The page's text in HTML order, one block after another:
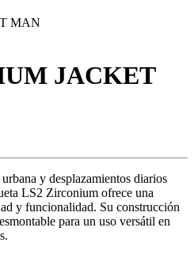
JACKET
y desplazamientos diarios
LS2 Zirconium ofrece una
y funcionalidad. Su construcción
para un uso versátil en